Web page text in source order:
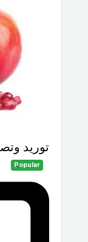
توريد
Popular